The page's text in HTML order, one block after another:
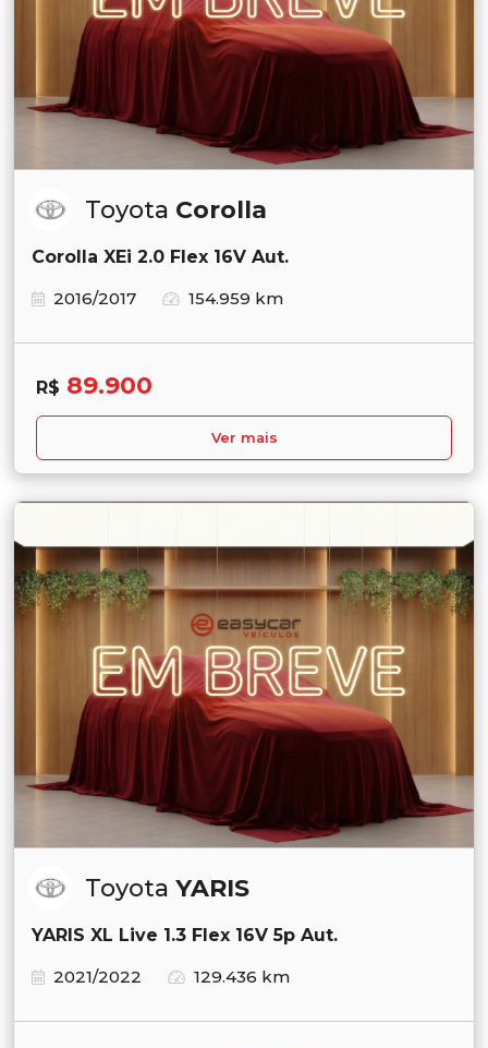
Toyota Corolla
Corolla XEi 2.0 Flex 16V Aut.
2016/2017
154.959 km
R$ 89.900
Ver mais
Toyota YARIS
YARIS XL Live 1.3 Flex 16V 5p Aut.
2021/2022
129.436 km